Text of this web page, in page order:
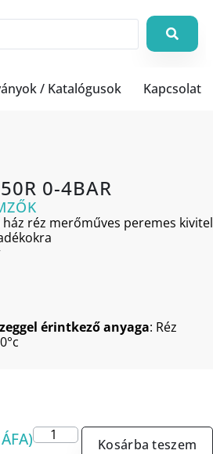
/ Katalógusok Kapcsolat
0-4BAR
ház réz merőműves peremes kivitel
érintkező anyaga: Réz
Kosárba teszem